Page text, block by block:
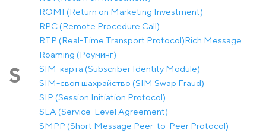
ROMI (Return on Marketing Investment)
RPC (Remote Procedure Call)
RTP (Real-Time Transport Protocol)Rich Message
Roaming (Роуминг)
S
SIM-карта (Subscriber Identity Module)
SIM-своп шахрайство (SIM Swap Fraud)
SIP (Session Initiation Protocol)
SLA (Service-Level Agreement)
SMPP (Short Message Peer-to-Peer Protocol)